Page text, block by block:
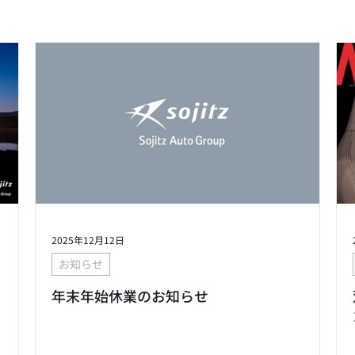
年末年始休業のお知らせ
お知らせ
2025年12月12日